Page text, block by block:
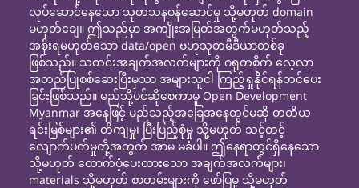
လုပ်ဆောင်နေသော သုတသနဝန်ဆောင်မှု သို့မဟုတ် domain
မဟုတ်ချေ။ ဤသည်မှာ အကျိုးအမြတ်အတွက်မဟုတ်သည့်
အစိုးရမဟုတ်သော data/open ဗဟုသုတမီဒီယာတစ်ခု
ဖြစ်သည်။ သတင်းအချက်အလက်များကို ဂရုတစိုက် လေ့လာ
အတည်ပြုစစ်ဆေးပြီးမှသာ အများသူငါ ကြည့်ရှုနိုင်ရန်တင်ပေး
ခြင်းဖြစ်သည်။ မည်သို့ပင်ဆိုစေကာမူ Open Development
Myanmar အနေဖြင့် မည်သည့်အခြေအနေတွင်မဆို တတိယ
ရင်းမြစ်များ၏ တိကျမှု၊ ပြီးပြည့်စုံမှု သို့မဟုတ် သင့်တင့်
လျောက်ပတ်မှုတို့အတွက် အာမ မခံပါ။ ဤနေရာတွင်ရှိနေသော
သို့မဟုတ် ထောက်ပံ့ပေးထားသော အချက်အလက်များ၊
materials သို့မဟုတ် စာတမ်းများကို ဖော်ပြမှု သို့မဟုတ်